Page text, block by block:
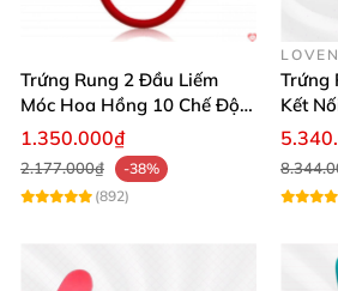
Trứng rung COC SW điều khiển từ xa
Trứng Rung 2 Đầu Liếm
Móc Hoa Hồng 10 Chế Độ
Cao Cấp
1.350.000₫
2.177.000₫
-38%
(892)
Trứng
Kết
Mọi